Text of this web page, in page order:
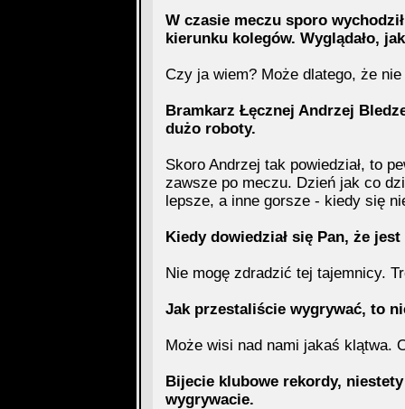
W czasie meczu sporo
kierunku kolegów. Wyglądało,
Czy ja wiem? Może dlatego, że nie
Bramkarz Łęcznej Andrzej
dużo roboty.
Skoro Andrzej tak powiedział, to
zawsze po meczu. Dzień jak co
lepsze, a inne gorsze - kiedy się
Kiedy dowiedział się Pan, że
Nie mogę zdradzić tej tajemnicy.
Jak przestaliście wygrywać, to
Może wisi nad nami jakaś klątwa.
Bijecie klubowe rekordy,
wygrywacie.